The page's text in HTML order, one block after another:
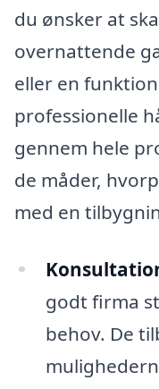
du ønsker at
overnattende
eller en
professionelle
gennem hele
de måder,
med en
godt firma
behov. De